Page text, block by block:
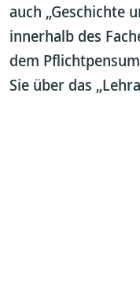
auch „Geschichte
innerhalb des
dem
Sie über das